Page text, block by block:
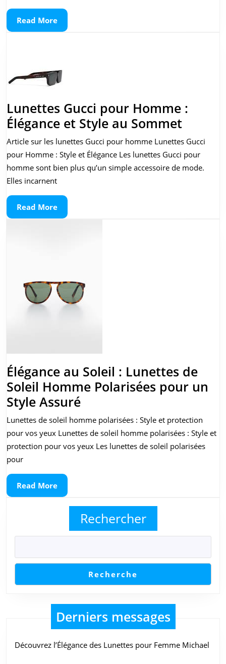
Read MoreRead
More
Lunettes Gucci pour Homme :
Élégance et Style au Sommet
Gucci
pour
Article sur les lunettes Gucci pour homme Lunettes Gucci
pour Homme : Style et Élégance Les lunettes Gucci pour
homme sont bien plus qu’un simple accessoire de mode.
Elles incarnent
Read MoreRead
More
Élégance au Soleil : Lunettes de
Soleil Homme Polarisées pour un
Style AssuréÉlégance
au
Soleil
:
Homme
Polarisées
pour
Style
Assuré
Lunettes de soleil homme polarisées : Style et protection
pour vos yeux Lunettes de soleil homme polarisées : Style et
protection pour vos yeux Les lunettes de soleil polarisées
pour
Read MoreRead
More
Rechercher
Recherche
Derniers messages
Découvrez l’Élégance des Lunettes pour Femme Michael